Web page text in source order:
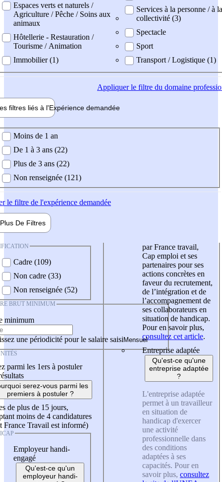
Espaces verts et naturels /
Agriculture / Pêche / Soins aux
animaux
Hôtellerie - Restauration /
Tourisme / Animation
Immobilier (1)
Services à la personne / à la
collectivité (3)
Spectacle
Sport
Transport / Logistique (1)
Appliquerle filtre du domaine
filtres liés à l'Expérience demandée
demandée
Moins de 1 an
De 1 à 3 ans (22)
Plus de 3 ans (22)
Non renseignée (121)
le filtre de l'expérience demandée
Plus De Filtres
Cadre (109)
Non cadre (33)
Non renseignée (52)
BRUT MINIMUM
minimum
une périodicité pour le salaire saisi
parmi les 1ers à postuler
serez-vous parmi les
premiers à postuler ?
de plus de 15 jours,
moins de 4 candidatures
France Travail est informé)
Employeur handi-
engagé
Qu'est-ce qu'un
employeur handi-
par France travail,
Cap emploi et ses
partenaires pour ses
actions concrètes en
faveur du recrutement,
de l’intégration et de
l’accompagnement de
ses collaborateurs en
situation de handicap.
Pour en savoir plus,
consultez cet article.
Entreprise adaptée
Qu'est-ce qu'une
entreprise adaptée
?
L'entreprise adaptée
permet à un travailleur
en situation de
handicap d'exercer
une activité
professionnelle dans
des conditions
adaptées à ses
capacités. Pour en
savoir plus, consultez